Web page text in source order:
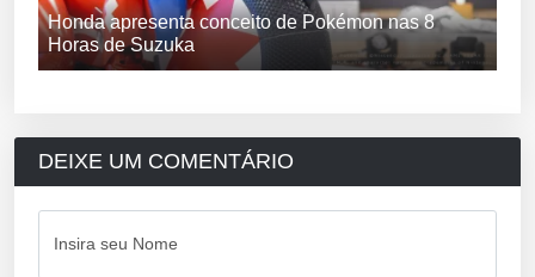
Honda apresenta conceito de Pokémon nas 8
Horas de Suzuka
DEIXE UM COMENTÁRIO
Insira seu Nome